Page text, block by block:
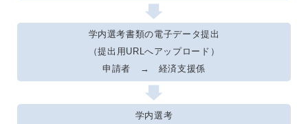
学内選考書類の電子データ提出
（提出用URLへアップロード）
申請者 → 経済支援係
学内選考